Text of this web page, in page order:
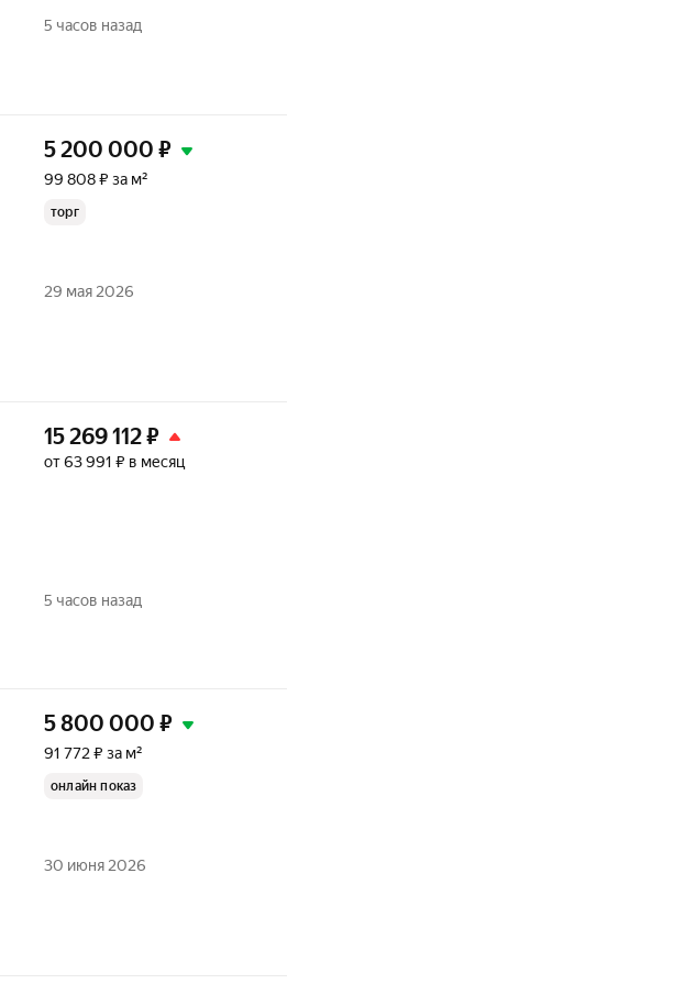
5 часов назад
5 200 000 ₽
99 808 ₽ за м²
торг
29 мая 2026
15 269 112₽
от 63 991 ₽ в месяц
5 часов назад
5 800 000 ₽
91 772 ₽ за м²
онлайн показ
30 июня 2026